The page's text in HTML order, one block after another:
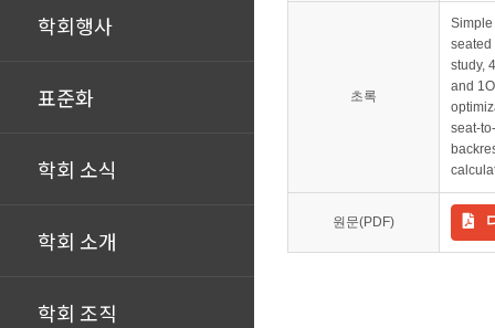
학회행사
표준화
학회 소식
학회 소개
학회 조직
초록
seated
study,
and
seat-
원문(PDF)